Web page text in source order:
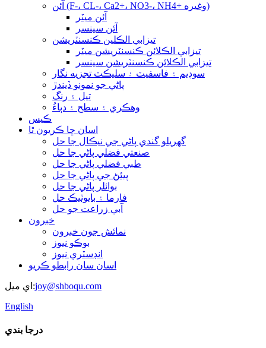
آئن (F-، CL-، Ca2+، NO3-، NH4+ وغيره)
آئن ميٽر
آئن سينسر
تيزابي الڪلين ڪنسنٽريشن
تيزابي الڪلائن ڪنسنٽريشن ميٽر
تيزابي الڪلائن ڪنسنٽريشن سينسر
سوڊيم ۽ فاسفيٽ ۽ سليڪٽ تجزيه نگار
پاڻي جو نمونو ڏيندڙ
تيل ۽ رنگ
وهڪري ۽ سطح ۽ دٻاءُ
ڪيس
اسان ڇا ڪريون ٿا
گهريلو گندي پاڻي جي نيڪال جا حل
صنعتي فضلي پاڻي جا حل
طبي فضلي پاڻي جا حل
پيئڻ جي پاڻي جا حل
بوائلر پاڻي جا حل
فارما ۽ بايوٽيڪ حل
آبي زراعت جو حل
خبرون
نمائش جون خبرون
بوڪو نيوز
انڊسٽري نيوز
اسان سان رابطو ڪريو
اي ميل:joy@shboqu.com
English
درجا بندي